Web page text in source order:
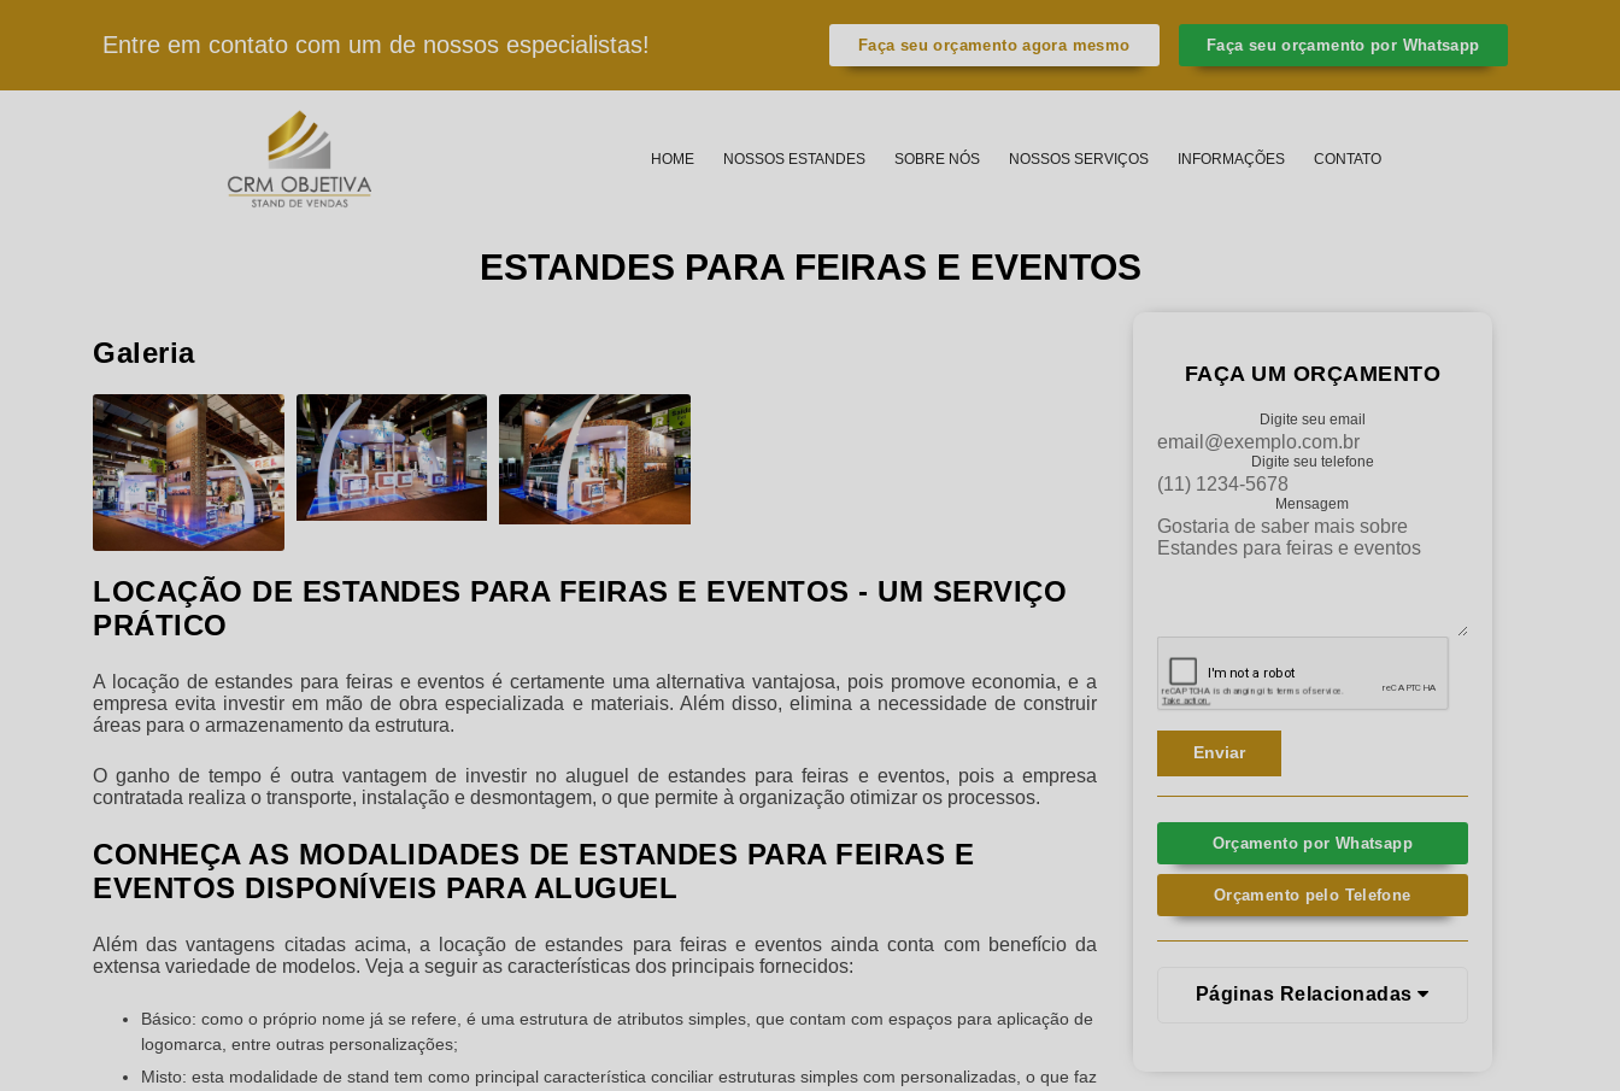
Entre em contato com um de nossos especialistas! Faça seu orçamento agora mesmo Faça seu orçamento por Whatsapp
HOME NOSSOS ESTANDES SOBRE NÓS NOSSOS SERVIÇOS INFORMAÇÕES CONTATO
ESTANDES PARA FEIRAS E EVENTOS
Galeria
LOCAÇÃO DE ESTANDES PARA FEIRAS E EVENTOS - UM SERVIÇO
PRÁTICO
A locação deestandes para feiras e eventos é certamente uma alternativa vantajosa, pois promove economia, e a
empresa evita investir em mão de obra especializada e materiais. Além disso, elimina a necessidade de construir
áreas para o armazenamento da estrutura.
O ganho de tempo é outra vantagem de investir no aluguel deestandes para feiras e eventos, pois a empresa
contratada realiza o transporte, instalação e desmontagem, o que permite à organização otimizar os processos.
CONHEÇA AS MODALIDADES DE ESTANDES PARA FEIRAS E
EVENTOS DISPONÍVEIS PARA ALUGUEL
Além das vantagens citadas acima, a locação deestandes para feiras e eventos ainda conta com benefício da
extensa variedade de modelos. Veja a seguir as características dos principais fornecidos:
Básico: como o próprio nome já se refere, é uma estrutura de atributos simples, que contam com espaços para aplicação de
logomarca, entre outras personalizações;
Misto: esta modalidade de stand tem como principal característica conciliar estruturas simples com personalizadas, o que faz
FAÇA UM ORÇAMENTO
Digite seu email
Digite seu telefone
Mensagem
Orçamento por Whatsapp
Orçamento pelo Telefone
Páginas Relacionadas